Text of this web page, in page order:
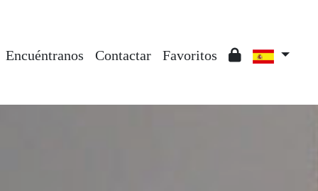
Encuéntranos Contactar Favoritos